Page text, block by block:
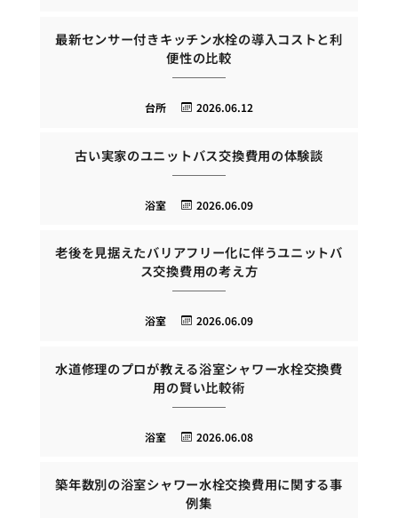
最新センサー付きキッチン水栓の導入コストと利
便性の比較
2026.06.12
台所
古い実家のユニットバス交換費用の体験談
2026.06.09
浴室
老後を見据えたバリアフリー化に伴うユニットバ
ス交換費用の考え方
2026.06.09
浴室
水道修理のプロが教える浴室シャワー水栓交換費
用の賢い比較術
2026.06.08
浴室
築年数別の浴室シャワー水栓交換費用に関する事
例集